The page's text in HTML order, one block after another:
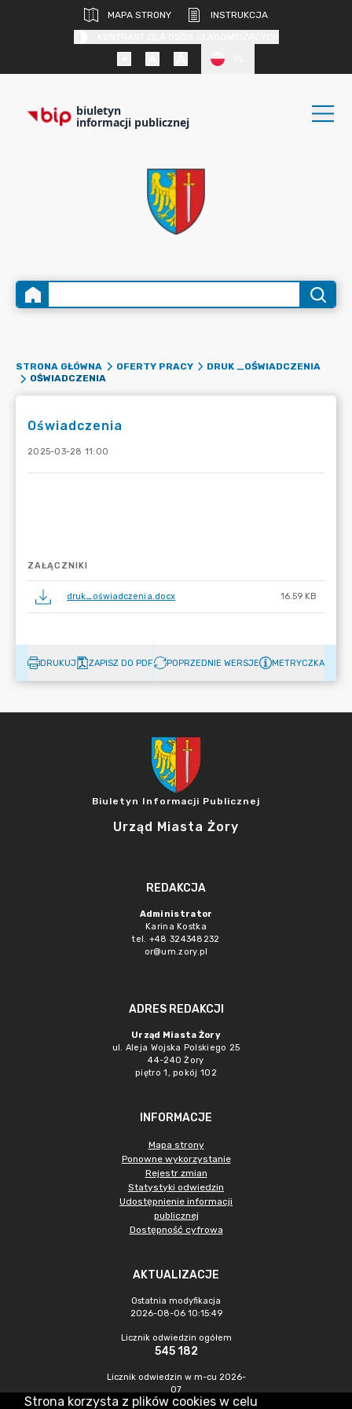
MAPA STRONY
INSTRUKCJA
biuletyn
informacji publicznej
STRONA GŁÓWNA OFERTY PRACY
DRUK _OŚWIADCZENIA
OŚWIADCZENIA
Oświadczenia
2025-03-28 11:00
ZAŁĄCZNIKI
druk_oświadczenia.docx 16.59 KB
DRUKUJ ZAPISZ DO PDF POPRZEDNIE WERSJE METRYCZKA
Biuletyn Informacji Publicznej
Urząd Miasta Żory
REDAKCJA
Administrator
Karina Kostka
tel. +48 324348232
or@um.zory.pl
ADRES REDAKCJI
Urząd Miasta Żory
ul. Aleja Wojska Polskiego 25
44-240 Żory
piętro 1, pokój 102
INFORMACJE
Mapa strony
Ponowne wykorzystanie
Rejestr zmian
Statystyki odwiedzin
Udostępnienie informacji
publicznej
Dostępność cyfrowa
AKTUALIZACJE
Ostatnia modyfikacja
2026-08-06 10:15:49
Licznik odwiedzin ogółem
545 182
Licznik odwiedzin w m-cu 2026-
07
1 198
Strona korzysta z plików cookies w celu